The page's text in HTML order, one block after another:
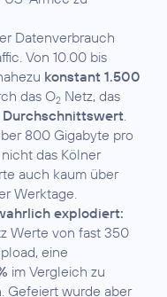
Datenverbrauch
Von 10.00 bis
konstant 1.500
das O2 Netz, das
Durchschnittswert
800 Gigabyte pro
das Kölner
auch kaum über
Werktage.
explodiert:
Werte von fast 350
eine
im Vergleich zu
Gefeiert wurde aber